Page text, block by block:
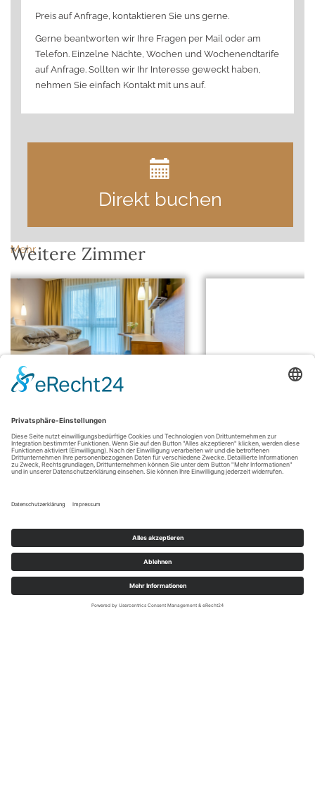
Preis auf Anfrage, kontaktieren Sie uns gerne.
Gerne beantworten wir Ihre Fragen per Mail oder am
Telefon. Einzelne Nächte, Wochen und Wochenendtarife
auf Anfrage. Sollten wir Ihr Interesse geweckt haben,
nehmen Sie einfach Kontakt mit uns auf.
Direkt buchen
Weitere Zimmer
Mehr
Ferienwohnung/Studio